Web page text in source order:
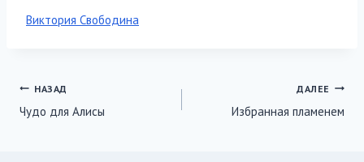
Метки
Виктория Свободина
Навигация
по
НАЗАД
Чудо для Алисы
ДАЛЕЕ
Избранная пламенем